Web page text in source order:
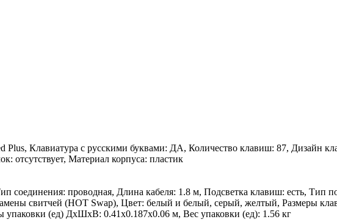
Plus, Клавиатура с русскими буквами: ДА, Количество клавиш: 87, Дизайн
отсутствует, Материал корпуса: пластик
проводная, Длина кабеля: 1.8 м, Подсветка клавиш: есть, Тип
свитчей (HOT Swap), Цвет: белый и белый, серый, желтый, Размеры
(ед) ДхШхВ: 0.41x0.187x0.06 м, Вес упаковки (ед): 1.56 кг